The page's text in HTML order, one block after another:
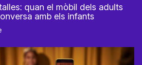
quan el mòbil dels adults
amb els infants